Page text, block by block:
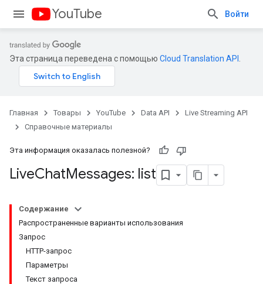
YouTube Войти
Эта страница переведена с помощью Cloud Translation API
Главная Товары YouTube Data API
Live Streaming API
Справочные материалы
Эта информация оказалась полезной?
LiveChatMessages: list
Содержание
Распространенные варианты использования
Запрос
HTTP-запрос
Параметры
Текст запроса